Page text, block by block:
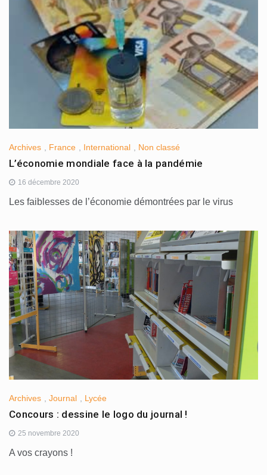
Archives France International Non classé
L’économie mondiale face à la pandémie
16 décembre 2020
Les faiblesses de l’économie démontrées par le virus
Archives , Journal , Lycée
Concours : dessine le logo du journal !
25 novembre 2020
A vos crayons !